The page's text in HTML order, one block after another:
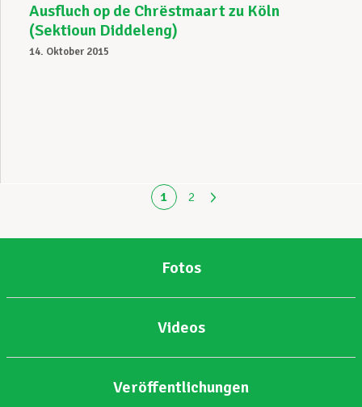
Ausfluch op de Chrëstmaart zu Köln
(Sektioun Diddeleng)
14. Oktober 2015
1 2
Fotos
Videos
Veröffentlichungen